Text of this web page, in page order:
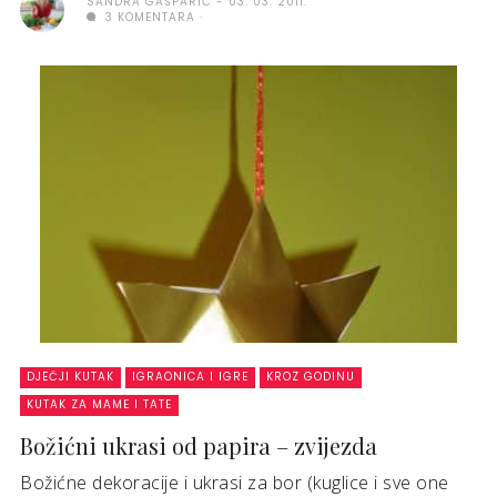
3 KOMENTARA
DJEČJI KUTAK IGRAONICA I IGRE
KROZ GODINU
KUTAK ZA MAME I TATE
Božićni ukrasi od papira – zvijezda
Božićne dekoracije i ukrasi za bor (kuglice i sve one